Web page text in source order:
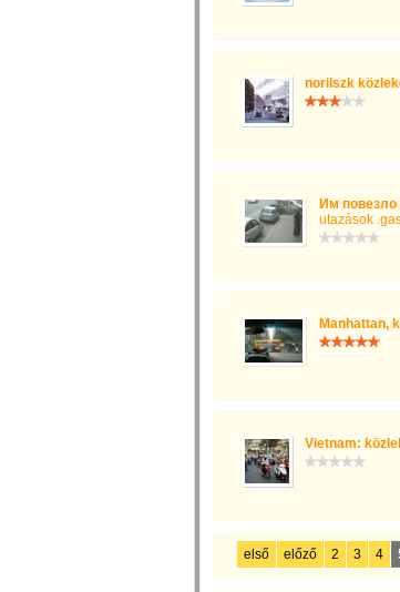
norilszk
Им повезло
utazások
Manhattan,
Vietnam:
első előző 2 3 4